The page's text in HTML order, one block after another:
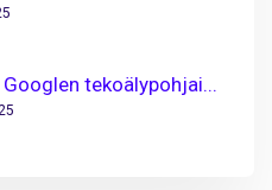
tekoälypohjai...